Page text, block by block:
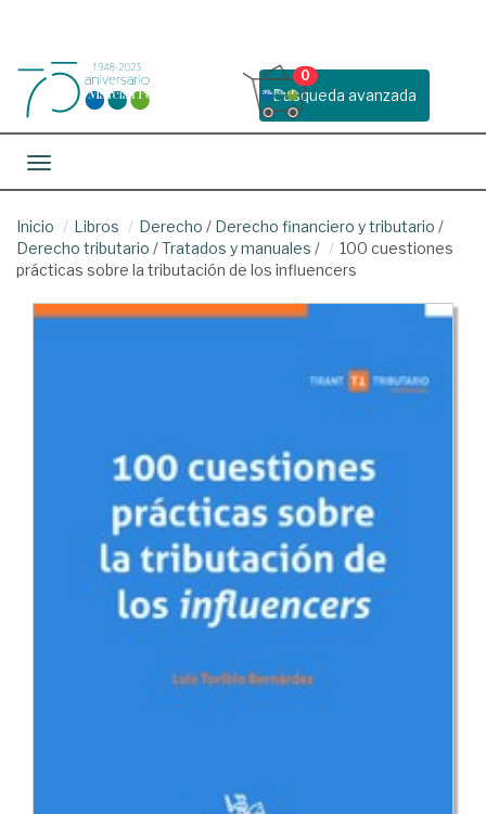
Busqueda avanzada
0
Toggle navigation
Inicio Libros Derecho / Derecho financiero y tributario /
Derecho tributario /Tratados y manuales /
100 cuestiones
prácticas sobre la tributación de los influencers